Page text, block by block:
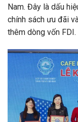
Nam. Đây là dấu
chính sách ưu đãi
thêm dòng vốn FDI.